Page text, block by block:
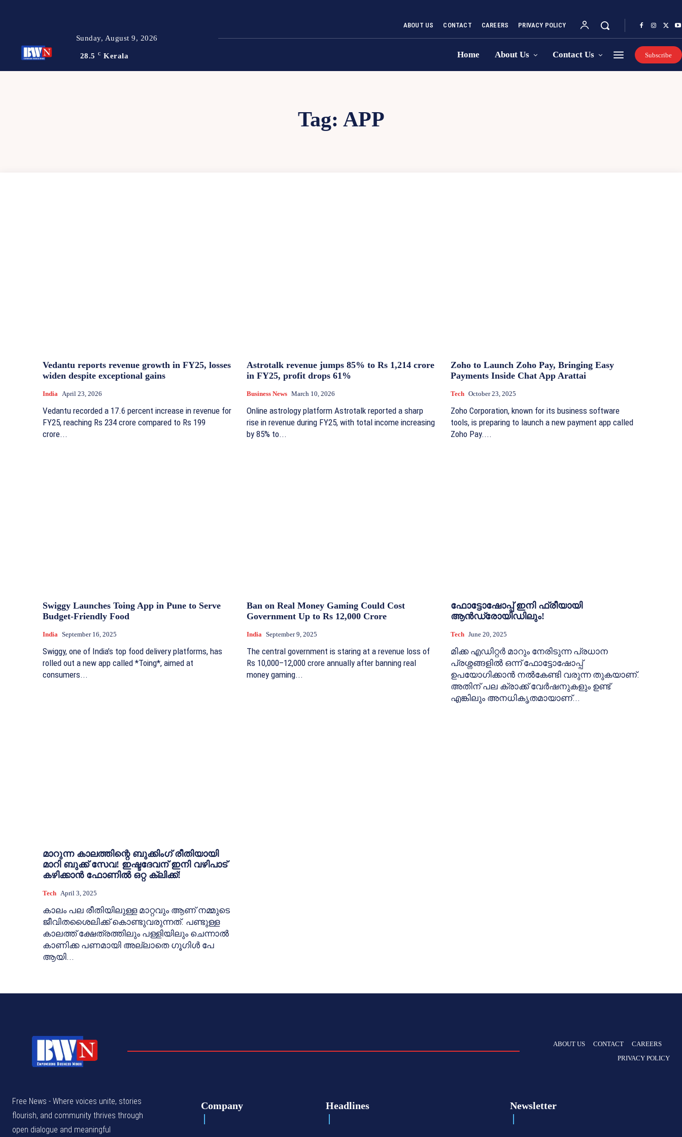
Sunday, August 9, 2026
28.5 C Kerala
ABOUT US CONTACT CAREERS PRIVACY POLICY
Home About Us Contact Us Subscribe
Tag: APP
Vedantu reports revenue growth in FY25, losses
widen despite exceptional gains
India April 23, 2026
Vedantu recorded a 17.6 percent increase in revenue for
FY25, reaching Rs 234 crore compared to Rs 199
crore...
Astrotalk revenue jumps 85% to Rs 1,214 crore
in FY25, profit drops 61%
Business News March 10, 2026
Online astrology platform Astrotalk reported a sharp
rise in revenue during FY25, with total income increasing
by 85% to...
Zoho to Launch Zoho Pay, Bringing Easy
Payments Inside Chat App Arattai
Tech October 23, 2025
Zoho Corporation, known for its business software
tools, is preparing to launch a new payment app called
Zoho Pay....
Swiggy Launches Toing App in Pune to Serve
Budget-Friendly Food
India September 16, 2025
Swiggy, one of India’s top food delivery platforms, has
rolled out a new app called *Toing*, aimed at
consumers...
Ban on Real Money Gaming Could Cost
Government Up to Rs 12,000 Crore
India September 9, 2025
The central government is staring at a revenue loss of
Rs 10,000–12,000 crore annually after banning real
money gaming...
ഫോട്ടോഷോപ്പ് ഇനി ഫ്രീയായി
ആൻഡ്രോയിഡിലും!
Tech June 20, 2025
മിക്ക എഡിറ്റർ മാറും നേരിടുന്ന പ്രധാന
പ്രശ്നങ്ങളിൽ ഒന്ന് ഫോട്ടോഷോപ്പ്
ഉപയോഗിക്കാൻ നൽകേണ്ടി വരുന്ന തുകയാണ്.
അതിന് പല ക്രാക്ക് വേർഷനുകളും ഉണ്ട്
എങ്കിലും അനധികൃതമായാണ്...
മാറുന്ന കാലത്തിന്റെ ബുക്കിംഗ് രീതിയായി
മാറി ബുക്ക് സേവ! ഇഷ്ടദേവന് ഇനി വഴിപാട്
കഴിക്കാൻ ഫോണിൽ ഒറ്റ ക്ലിക്ക്!
Tech April 3, 2025
കാലം പല രീതിയിലുള്ള മാറ്റവും ആണ് നമ്മുടെ
ജീവിതശൈലിക്ക് കൊണ്ടുവരുന്നത്. പണ്ടുള്ള
കാലത്ത് ക്ഷേത്രത്തിലും പള്ളിയിലും ചെന്നാൽ
കാണിക്ക പണമായി അല്ലാതെ ഗൂഗിൾ പേ
ആയി...
ABOUT US CONTACT
CAREERS
PRIVACY POLICY
Free News - Where voices unite, stories
flourish, and community thrives through
open dialogue and meaningful
Company Headlines Newsletter